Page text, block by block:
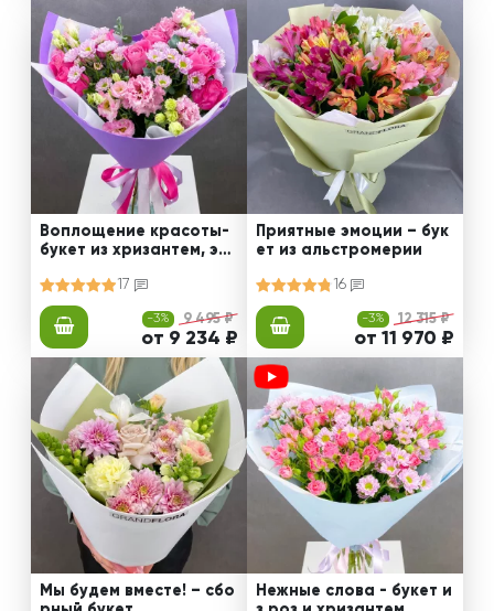
Воплощение красоты-
букет из хризантем, эус
17
-3% 9 495 ₽
от 9 234 ₽
Приятные эмоции – бук
ет из альстромерии
16
-3% 12 315 ₽
от 11 970 ₽
Мы будем вместе! – сбо
Нежные слова - букет и